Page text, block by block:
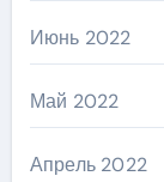
Июнь 2022
Май 2022
Апрель 2022